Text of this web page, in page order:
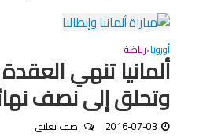
أوروبا•رياضة
ألمانيا تنهي العقدة
وتحلق إلى نصف
2016-07-03 اضف تعليق